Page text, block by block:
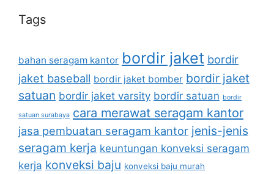
Tags
bahan seragam kantor bordir jaket bordir
jaket baseball bordir jaket bomber bordir jaket
satuan bordir jaket varsity bordir satuan bordir
satuan surabaya cara merawat seragam kantor
jasa pembuatan seragam kantor jenis-jenis
seragam kerja keuntungan konveksi seragam
kerja konveksi baju konveksi baju murah